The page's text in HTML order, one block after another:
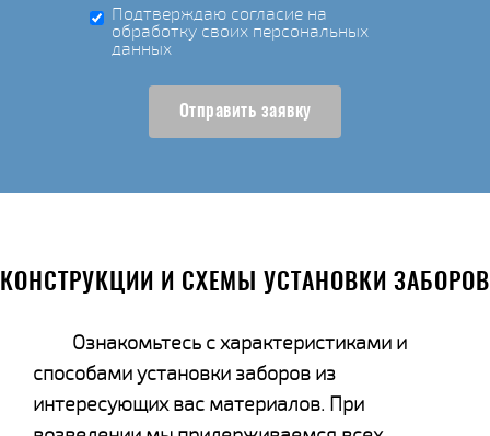
Подтверждаю согласие на
обработку своих персональных
данных
Отправить заявку
КОНСТРУКЦИИ И СХЕМЫ УСТАНОВКИ ЗАБОРОВ
Ознакомьтесь с характеристиками и
способами установки заборов из
интересующих вас материалов. При